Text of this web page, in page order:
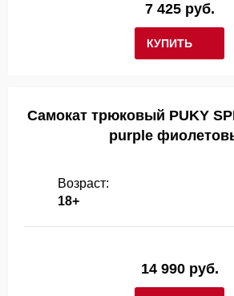
КУПИТЬ
7 425 руб.
Самокат трюковый PUKY
purple
Возраст:
18+
14 990 руб.